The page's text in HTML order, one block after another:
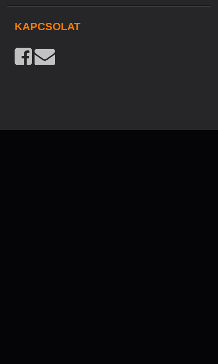
KAPCSOLAT